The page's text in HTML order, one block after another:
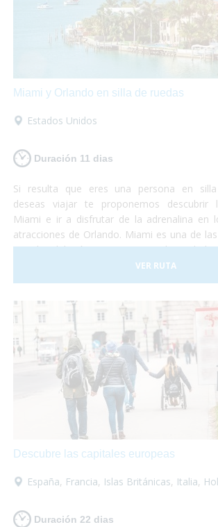
Miami y Orlando en silla de ruedas
Estados Unidos
Duración 11 dias
Si resulta que eres una persona en
deseas viajar te proponemos descubrir
Miami e ir a disfrutar de la adrenalina en
atracciones de Orlando. Miami es una de
grandes del país y con una gran diversidad
de un lugar de gran influencia
playas mezclado con grandes edificios y
ciudad y sus lugares característicos
Habana, el Downtown, Bahía Vizcaína y al
conocer las reservas naturales con
peligro de extinción. La segunda parte
desarrolla en la ciudad de Orlando. ¡No lo
de vacaciones a Miami y Orlando! Será
increíble en la que no tendrás que
nada... ¡Sólo en disfrutar!
VER RUTA
Descubre las capitales europeas
España, Francia, Islas Británicas, Italia,
Duración 22 dias